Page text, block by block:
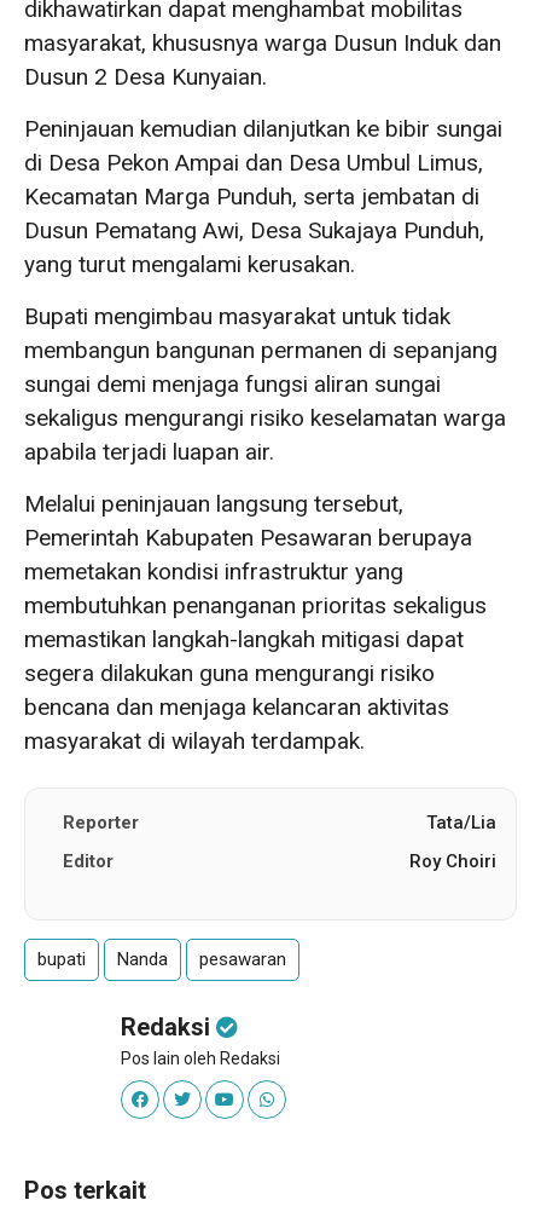
dikhawatirkan dapat menghambat mobilitas
masyarakat, khususnya warga Dusun Induk dan
Dusun 2 Desa Kunyaian.
Peninjauan kemudian dilanjutkan ke bibir sungai
di Desa Pekon Ampai dan Desa Umbul Limus,
Kecamatan Marga Punduh, serta jembatan di
Dusun Pematang Awi, Desa Sukajaya Punduh,
yang turut mengalami kerusakan.
Bupati mengimbau masyarakat untuk tidak
membangun bangunan permanen di sepanjang
sungai demi menjaga fungsi aliran sungai
sekaligus mengurangi risiko keselamatan warga
apabila terjadi luapan air.
Melalui peninjauan langsung tersebut,
Pemerintah Kabupaten Pesawaran berupaya
memetakan kondisi infrastruktur yang
membutuhkan penanganan prioritas sekaligus
memastikan langkah-langkah mitigasi dapat
segera dilakukan guna mengurangi risiko
bencana dan menjaga kelancaran aktivitas
masyarakat di wilayah terdampak.
Reporter
Tata/Lia
Editor
Roy Choiri
bupati Nanda pesawaran
Redaksi
Pos lain oleh Redaksi
Pos terkait